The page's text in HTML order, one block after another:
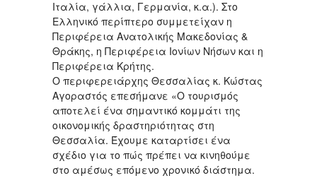
Ιταλία, γάλλια, Γερμανία, κ.α.). Στο
Ελληνικό περίπτερο συμμετείχαν η
Περιφέρεια Ανατολικής Μακεδονίας &
Θράκης, η Περιφέρεια Ιονίων Νήσων και η
Περιφέρεια Κρήτης.
Ο περιφερειάρχης Θεσσαλίας κ. Κώστας
Αγοραστός επεσήμανε «Ο τουρισμός
αποτελεί ένα σημαντικό κομμάτι της
οικονομικής δραστηριότητας στη
Θεσσαλία. Έχουμε καταρτίσει ένα
σχέδιο για το πώς πρέπει να κινηθούμε
στο αμέσως επόμενο χρονικό διάστημα.